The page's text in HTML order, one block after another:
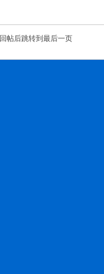
回帖后跳转到最后一页